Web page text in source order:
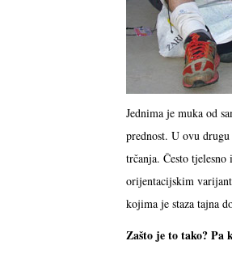
Jednima je muka od
prednost. U ovu
trčanja. Često
orijentacijskim
kojima je staza tajna
Zašto je to tako? Pa